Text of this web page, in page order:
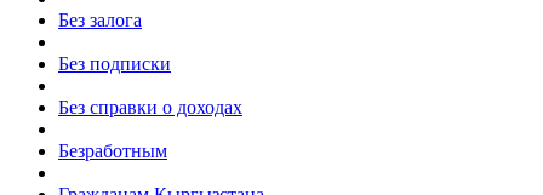
Без залога
Без подписки
Без справки о доходах
Безработным